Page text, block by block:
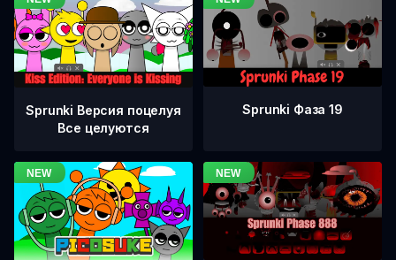
Sprunki Версия поцелуя
Все целуются
Sprunki Фаза 19